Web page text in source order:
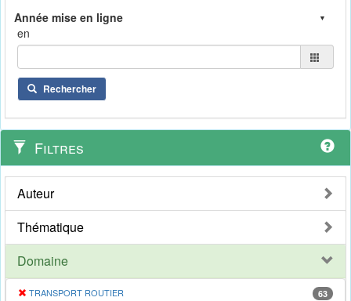
en
Rechercher
Filtres
Auteur
Thématique
Domaine
TRANSPORT ROUTIER 63